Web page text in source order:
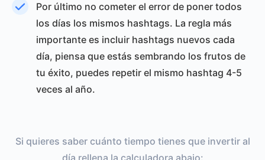
Por último no cometer el error de poner todos
los días los mismos hashtags. La regla más
importante es incluir hashtags nuevos cada
día, piensa que estás sembrando los frutos de
tu éxito, puedes repetir el mismo hashtag 4-5
veces al año.
Si quieres saber cuánto tiempo tienes que invertir al
día rellena la calculadora abajo: